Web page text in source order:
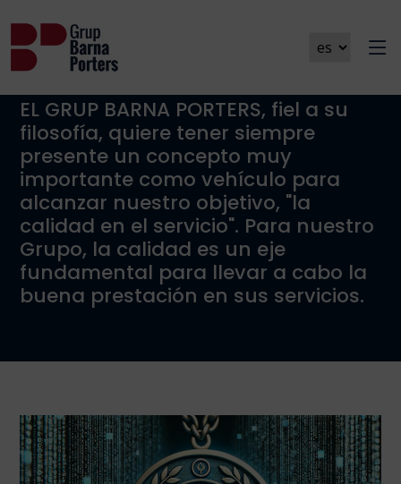
Calidad
EL GRUP BARNA PORTERS, fiel a su
filosofía, quiere tener siempre
presente un concepto muy
importante como vehículo para
alcanzar nuestro objetivo, "la
calidad en el servicio". Para nuestro
Grupo, la calidad es un eje
fundamental para llevar a cabo la
buena prestación en sus servicios.